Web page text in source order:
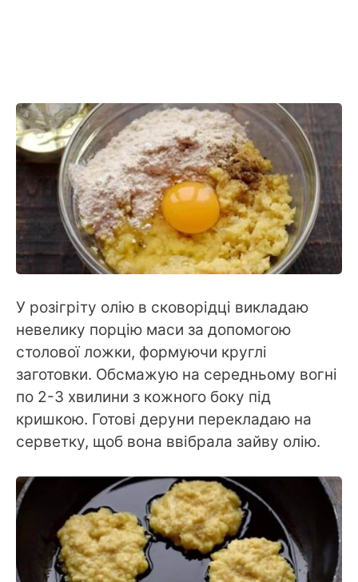
У розігріту олію в сковорідці викладаю
невелику порцію маси за допомогою
столової ложки, формуючи круглі
заготовки. Обсмажую на середньому вогні
по 2-3 хвилини з кожного боку під
кришкою. Готові деруни перекладаю на
серветку, щоб вона ввібрала зайву олію.